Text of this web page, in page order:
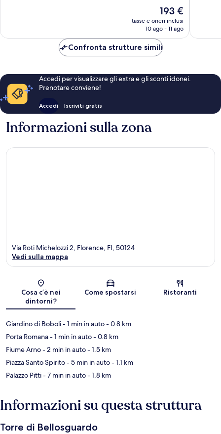
Il
prezzo
attuale
193 €
193 €
tasse e oneri inclusi
10 ago - 11 ago
Confronta strutture simili
Accedi per visualizzare gli extra e gli sconti idonei.
Prenotare conviene!
Accedi Iscriviti gratis
Informazioni sulla zona
Mappa
Via Roti Michelozzi 2, Florence, FI, 50124
Vedi sulla mappa
Cosa c’è nei
dintorni?
Come spostarsi Ristoranti
Giardino di Boboli- 1 min in auto- 0.8 km
Porta Romana- 1 min in auto- 0.8 km
Fiume Arno- 2 min in auto- 1.5 km
Piazza Santo Spirito- 5 min in auto- 1.1 km
Palazzo Pitti- 7 min in auto- 1.8 km
Informazioni su questa struttura
Torre di Bellosguardo